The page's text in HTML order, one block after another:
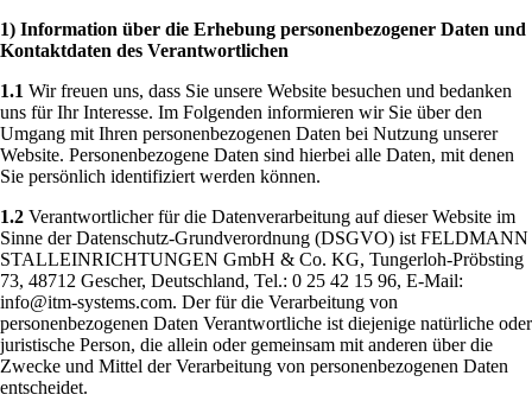
1) Information über die Erhebung personenbezogener Daten und
Kontaktdaten des Verantwortlichen
1.1 Wir freuen uns, dass Sie unsere Website besuchen und bedanken
uns für Ihr Interesse. Im Folgenden informieren wir Sie über den
Umgang mit Ihren personenbezogenen Daten bei Nutzung unserer
Website. Personenbezogene Daten sind hierbei alle Daten, mit denen
Sie persönlich identifiziert werden können.
1.2 Verantwortlicher für die Datenverarbeitung auf dieser Website im
Sinne der Datenschutz-Grundverordnung (DSGVO) ist FELDMANN
STALLEINRICHTUNGEN GmbH & Co. KG, Tungerloh-Pröbsting
73, 48712 Gescher, Deutschland, Tel.: 0 25 42 15 96, E-Mail:
info@itm-systems.com. Der für die Verarbeitung von
personenbezogenen Daten Verantwortliche ist diejenige natürliche oder
juristische Person, die allein oder gemeinsam mit anderen über die
Zwecke und Mittel der Verarbeitung von personenbezogenen Daten
entscheidet.